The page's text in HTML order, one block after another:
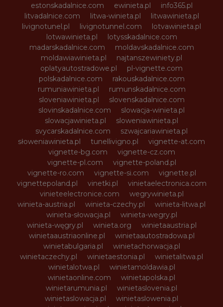
estonskadalnice.com
ewinieta.pl
info365.pl
litvadalnice.com
litwa-winieta.pl
litwawinieta.pl
livignotunel.pl
livignotunnel.com
lotvawinieta.pl
lotwawinieta.pl
lotysskadalnice.com
madarskadalnice.com
moldavskadalnice.com
moldawiawinieta.pl
najtanszewiniety.pl
oplatyautostradowe.pl
pl-vignette.com
polskadalnice.com
rakouskadalnice.com
rumuniawinieta.pl
rumunskadalnice.com
sloveniawinieta.pl
slovenskadalnice.com
slovinskadalnice.com
slowacja-winieta.pl
slowacjawinieta.pl
sloweniawinieta.pl
svycarskadalnice.com
szwajcariawinieta.pl
słoweniawinieta.pl
tunellivigno.pl
vignette-at.com
vignette-bg.com
vignette-cz.com
vignette-pl.com
vignette-poland.pl
vignette-ro.com
vignette-si.com
vignette.pl
vignettepoland.pl
vinetki.pl
vinietaelectronica.com
vinieteelectronice.com
wegrywinieta.pl
winieta-austria.pl
winieta-czechy.pl
winieta-litwa.pl
winieta-słowacja.pl
winieta-wegry.pl
winieta-węgry.pl
winieta.org
winietaaustria.pl
winietaaustriaonline.pl
winietaautostradowa.pl
winietabulgaria.pl
winietachorwacja.pl
winietaczechy.pl
winietaestonia.pl
winietalitwa.pl
winietalotwa.pl
winietamoldawia.pl
winietaonline.com
winietapolska.pl
winietarumunia.pl
winietaslovenia.pl
winietaslowacja.pl
winietaslowenia.pl